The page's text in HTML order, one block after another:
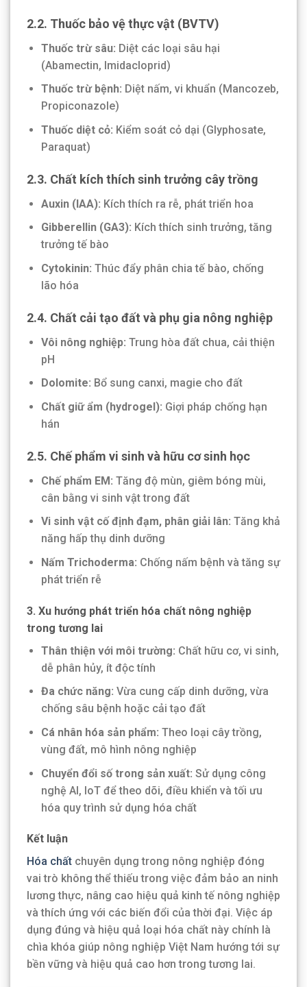
2.2. Thuốc bảo vệ thực vật (BVTV)
Thuốc trừ sâu: Diệt các loại sâu hại
(Abamectin, Imidacloprid)
Thuốc trừ bệnh: Diệt nấm, vi khuẩn (Mancozeb,
Propiconazole)
Thuốc diệt cỏ: Kiểm soát cỏ dại (Glyphosate,
Paraquat)
2.3. Chất kích thích sinh trưởng cây trồng
Auxin (IAA): Kích thích ra rễ, phát triển hoa
Gibberellin (GA3): Kích thích sinh trưởng, tăng
trưởng tế bào
Cytokinin: Thúc đẩy phân chia tế bào, chống
lão hóa
2.4. Chất cải tạo đất và phụ gia nông nghiệp
Vôi nông nghiệp: Trung hòa đất chua, cải thiện
pH
Dolomite: Bổ sung canxi, magie cho đất
Chất giữ ẩm (hydrogel): Giợi pháp chống hạn
hán
2.5. Chế phẩm vi sinh và hữu cơ sinh học
Chế phẩm EM: Tăng độ mùn, giêm bóng mùi,
cân bằng vi sinh vật trong đất
Vi sinh vật cố định đạm, phân giải lân: Tăng khả
năng hấp thụ dinh dưỡng
Nấm Trichoderma: Chống nấm bệnh và tăng sự
phát triển rễ
3. Xu hướng phát triển hóa chất nông nghiệp
trong tương lai
Thân thiện với môi trường: Chất hữu cơ, vi sinh,
dễ phân hủy, ít độc tính
Đa chức năng: Vừa cung cấp dinh dưỡng, vừa
chống sâu bệnh hoặc cải tạo đất
Cá nhân hóa sản phẩm: Theo loại cây trồng,
vùng đất, mô hình nông nghiệp
Chuyển đổi số trong sản xuất: Sử dụng công
nghệ AI, IoT để theo dõi, điều khiển và tối ưu
hóa quy trình sử dụng hóa chất
Kết luận
Hóa chất chuyên dụng trong nông nghiệp đóng
vai trò không thể thiếu trong việc đảm bảo an ninh
lương thực, nâng cao hiệu quả kinh tế nông nghiệp
và thích ứng với các biến đổi của thời đại. Việc áp
dụng đúng và hiệu quả loại hóa chất này chính là
chìa khóa giúp nông nghiệp Việt Nam hướng tới sự
bền vững và hiệu quả cao hơn trong tương lai.